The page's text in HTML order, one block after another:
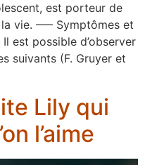
est porteur de
vie. —– Symptômes et
est possible d’observer
suivants (F. Gruyer et
Lily qui
l’aime